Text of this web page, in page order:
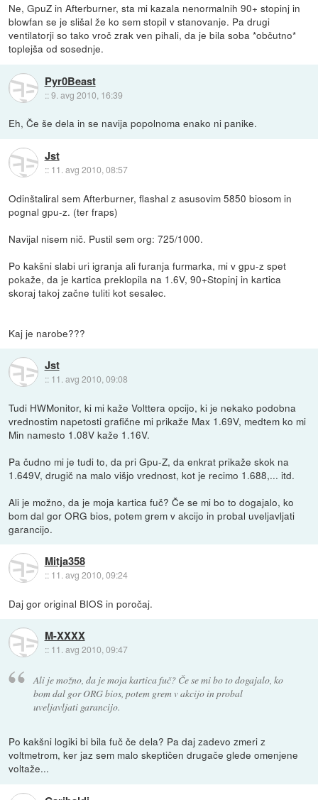
Ne, GpuZ in Afterburner, sta mi kazala nenormalnih 90+ stopinj in
blowfan se je slišal že ko sem stopil v stanovanje. Pa drugi
ventilatorji so tako vroč zrak ven pihali, da je bila soba *občutno*
toplejša od sosednje.
Pyr0Beast
::9. avg 2010, 16:39
Eh, Če še dela in se navija popolnoma enako ni panike.
Jst
:: 11. avg 2010, 08:57
Odinštaliral sem Afterburner, flashal z asusovim 5850 biosom in
pognal gpu-z. (ter fraps)
Navijal nisem nič. Pustil sem org: 725/1000.
Po kakšni slabi uri igranja ali furanja furmarka, mi v gpu-z spet
pokaže, da je kartica preklopila na 1.6V, 90+Stopinj in kartica
skoraj takoj začne tuliti kot sesalec.
Kaj je narobe???
Jst
:: 11. avg 2010, 09:08
Tudi HWMonitor, ki mi kaže Volttera opcijo, ki je nekako podobna
vrednostim napetosti grafične mi prikaže Max 1.69V, medtem ko mi
Min namesto 1.08V kaže 1.16V.
Pa čudno mi je tudi to, da pri Gpu-Z, da enkrat prikaže skok na
1.649V, drugič na malo višjo vrednost, kot je recimo 1.688,... itd.
Ali je možno, da je moja kartica fuč? Če se mi bo to dogajalo, ko
bom dal gor ORG bios, potem grem v akcijo in probal uveljavljati
garancijo.
Mitja358
:: 11. avg 2010, 09:24
Daj gor original BIOS in poročaj.
M-XXXX
:: 11. avg 2010, 09:47
Ali je možno, da je moja kartica fuč? Če se mi bo to dogajalo, ko
bom dal gor ORG bios, potem grem v akcijo in probal
uveljavljati garancijo.
Po kakšni logiki bi bila fuč če dela? Pa daj zadevo zmeri z
voltmetrom, ker jaz sem malo skeptičen drugače glede omenjene
voltaže...